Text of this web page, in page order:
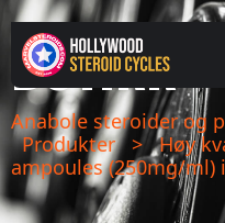
BUTIKK
Anabole steroider og
Produkter > Høy
ampoules (250mg/ml)